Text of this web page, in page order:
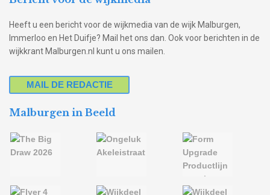
Heeft u een bericht voor de wijkmedia van de wijk Malburgen,
Immerloo en Het Duifje? Mail het ons dan. Ook voor berichten in de
wijkkrant Malburgen.nl kunt u ons mailen.
MAIL DE REDACTIE
Malburgen in Beeld